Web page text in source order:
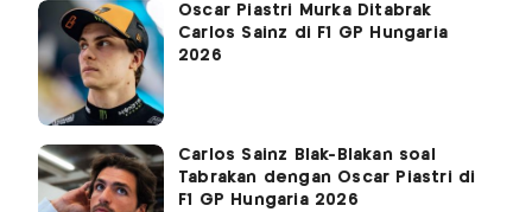
Oscar Piastri Murka Ditabrak
Carlos Sainz di F1 GP Hungaria
2026
Carlos Sainz Blak-Blakan soal
Tabrakan dengan Oscar Piastri di
F1 GP Hungaria 2026